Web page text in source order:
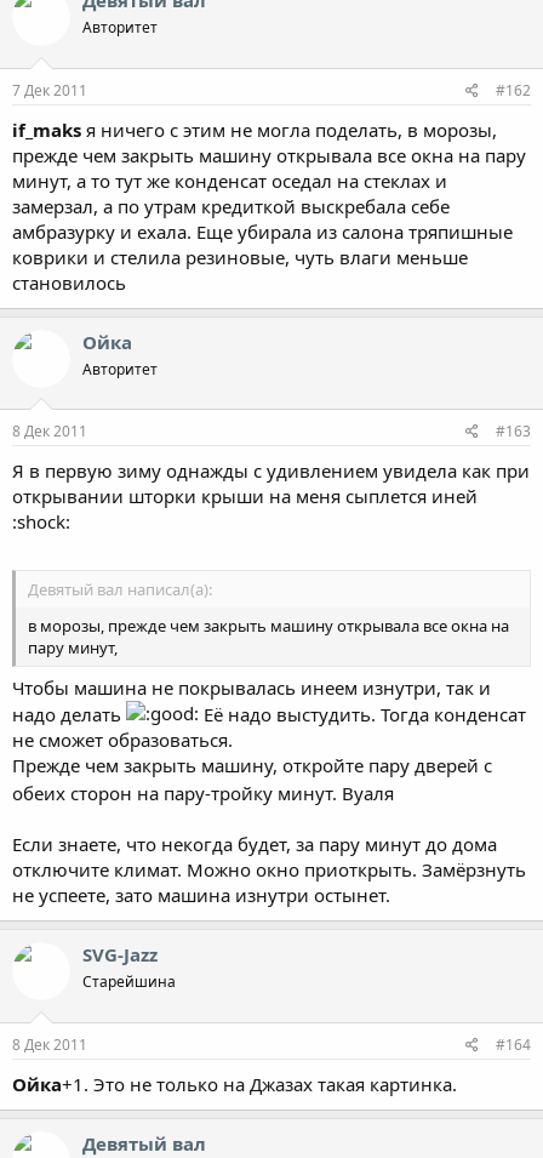
Авторитет
7 Дек 2011 #162
if_maks я ничего с этим не могла поделать, в морозы,
прежде чем закрыть машину открывала все окна на пару
минут, а то тут же конденсат оседал на стеклах и
замерзал, а по утрам кредиткой выскребала себе
амбразурку и ехала. Еще убирала из салона тряпишные
коврики и стелила резиновые, чуть влаги меньше
становилось
Ойка
Авторитет
8 Дек 2011 #163
Я в первую зиму однажды с удивлением увидела как при
открывании шторки крыши на меня сыплется иней
:shock:
Девятый вал написал(а):
в морозы, прежде чем закрыть машину открывала все окна на
пару минут,
Чтобы машина не покрывалась инеем изнутри, так и
надо делать
Её надо выстудить. Тогда конденсат
не сможет образоваться.
Прежде чем закрыть машину, откройте пару дверей с
обеих сторон на пару-тройку минут. Вуаля
Если знаете, что некогда будет, за пару минут до дома
отключите климат. Можно окно приоткрыть. Замёрзнуть
не успеете, зато машина изнутри остынет.
SVG-Jazz
Старейшина
8 Дек 2011 #164
Ойка+1. Это не только на Джазах такая картинка.
Девятый вал